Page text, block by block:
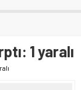
1 yaralı